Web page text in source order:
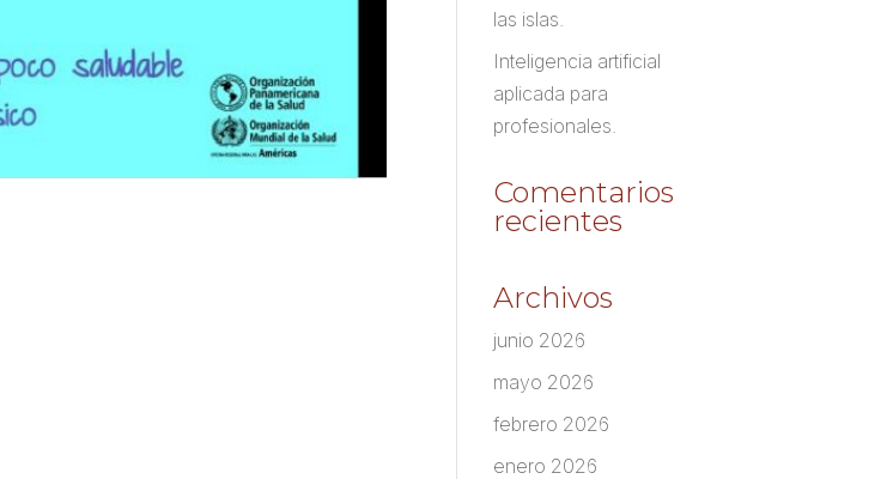
las islas.
Inteligencia artificial
aplicada para
profesionales.
Comentarios
recientes
Archivos
junio 2026
mayo 2026
febrero 2026
enero 2026